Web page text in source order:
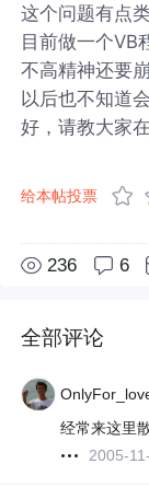
这个问题有点
目前做一个VB
不高精神还要
以后也不知道
好，请教大家
给本帖投票
236 6
全部评论
经常来这里
2005-